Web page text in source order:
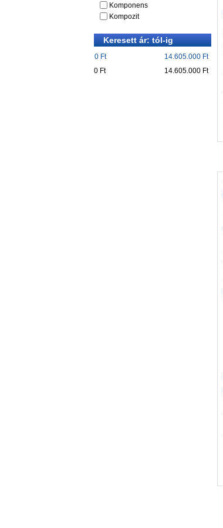
Komponens
Kompozit
Keresett ár: tól-ig
0 Ft
14.605.000 Ft
0 Ft
14.605.000 Ft